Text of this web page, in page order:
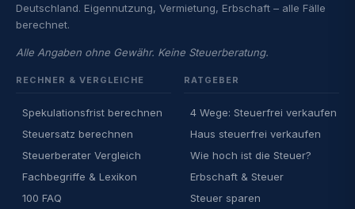
Deutschland. Eigennutzung, Vermietung, Erbschaft – alle Fälle
berechnet.
Alle Angaben ohne Gewähr. Keine Steuerberatung.
RECHNER & VERGLEICHE
Spekulationsfrist berechnen
Steuersatz berechnen
Steuerberater Vergleich
Fachbegriffe & Lexikon
100 FAQ
RATGEBER
4 Wege: Steuerfrei verkaufen
Haus steuerfrei verkaufen
Wie hoch ist die Steuer?
Erbschaft & Steuer
Steuer sparen